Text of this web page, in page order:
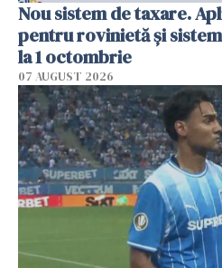
Nou sistem de taxare.
pentru rovinietă şi
la 1 octombrie
07 AUGUST 2026